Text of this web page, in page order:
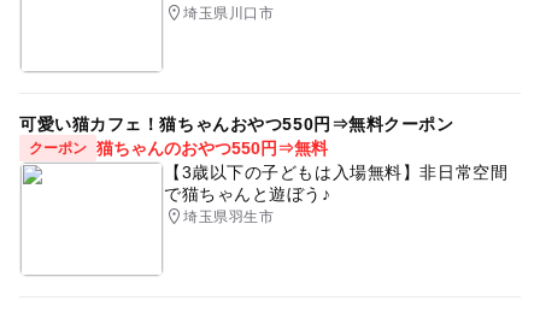
埼玉県川口市
可愛い猫カフェ！猫ちゃんおやつ550円⇒無料クーポン
クーポン 猫ちゃんのおやつ550円⇒無料
【3歳以下の子どもは入場無料】非日常空間
で猫ちゃんと遊ぼう♪
埼玉県羽生市